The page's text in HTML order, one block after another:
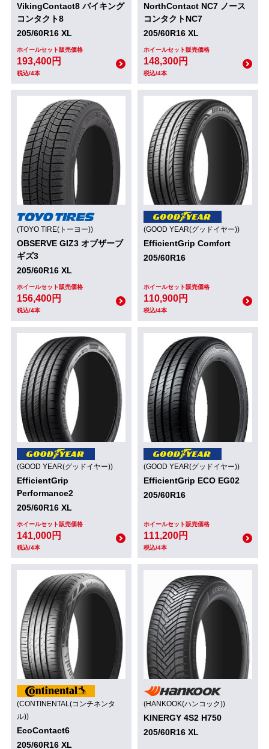
VikingContact8 バイキング
コンタクト8
205/60R16 XL
ホイールセット販売価格
193,400円
税込/4本
NorthContact NC7 ノース
コンタクトNC7
205/60R16 XL
ホイールセット販売価格
148,300円
税込/4本
(TOYO TIRE(トーヨー))
OBSERVE GIZ3 オブザーブ
ギズ3
205/60R16 XL
ホイールセット販売価格
156,400円
税込/4本
(GOOD YEAR(グッドイヤー))
EfficientGrip Comfort
205/60R16
ホイールセット販売価格
110,900円
税込/4本
(GOOD YEAR(グッドイヤー))
EfficientGrip
Performance2
205/60R16 XL
ホイールセット販売価格
141,000円
税込/4本
(GOOD YEAR(グッドイヤー))
EfficientGrip ECO EG02
205/60R16
ホイールセット販売価格
111,200円
税込/4本
(CONTINENTAL(コンチネンタ
ル))
EcoContact6
205/60R16 XL
(HANKOOK(ハンコック))
KINERGY 4S2 H750
205/60R16 XL